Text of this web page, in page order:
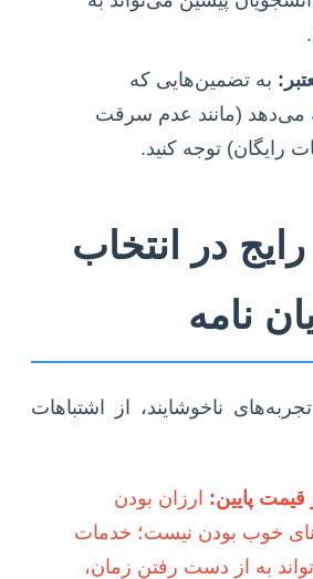
به تضمین‌هایی که
می‌دهد (مانند عدم سرقت
رایگان) توجه کنید.
در انتخاب
نامه
ناخوشایند، از اشتباهات
پایین: ارزان بودن
خوب بودن نیست؛ خدمات
به از دست رفتن زمان،